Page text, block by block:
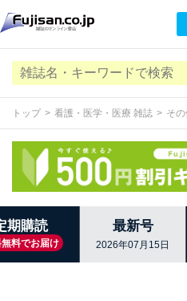
トップ 看護・医学・医療 雑誌 そ
期購読
料でお届け
最新号
2026年07月15日